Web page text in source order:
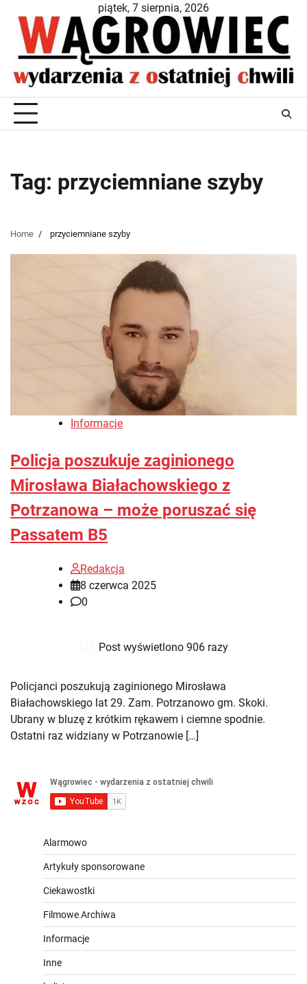
content
piątek, 7 sierpnia, 2026
Tag: przyciemniane szyby
Home przyciemniane szyby
Informacje
Policja poszukuje zaginionego
Mirosława Białachowskiego z
Potrzanowa – może poruszać się
Passatem B5
Redakcja
8 czerwca 2025
0
Post wyświetlono 906 razy
Policjanci poszukują zaginionego Mirosława
Białachowskiego lat 29. Zam. Potrzanowo gm. Skoki.
Ubrany w bluzę z krótkim rękawem i ciemne spodnie.
Ostatni raz widziany w Potrzanowie […]
Alarmowo
Artykuły sponsorowane
Ciekawostki
Filmowe Archiwa
Informacje
Inne